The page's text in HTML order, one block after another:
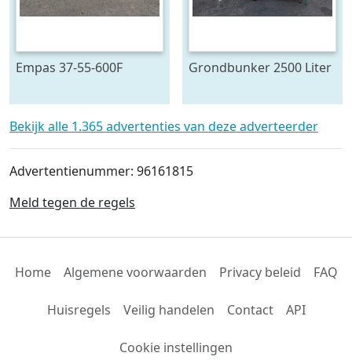
Empas 37-55-600F
Grondbunker 2500 Liter
Bekijk alle 1.365 advertenties van deze adverteerder
Advertentienummer: 96161815
Meld tegen de regels
Home Algemene voorwaarden Privacy beleid FAQ
Huisregels Veilig handelen Contact API
Cookie instellingen